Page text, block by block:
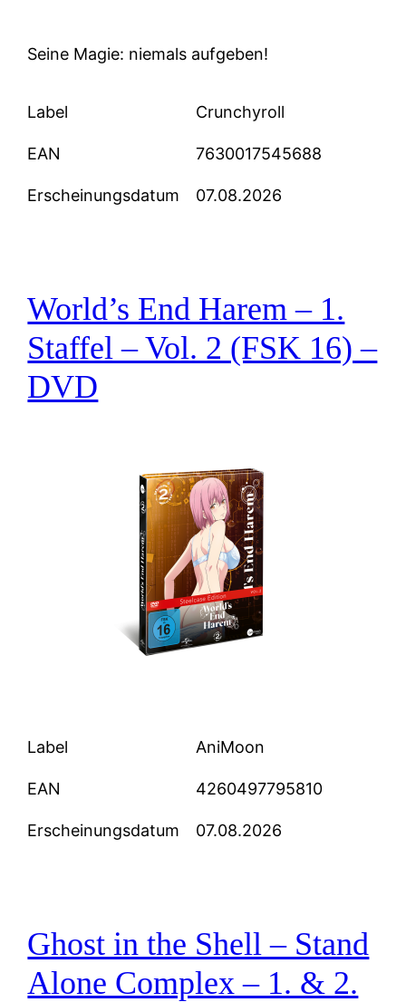
Seine Magie: niemals aufgeben!
Label Crunchyroll
EAN 7630017545688
Erscheinungsdatum 07.08.2026
World’s End Harem – 1.
Staffel – Vol. 2 (FSK 16) –
DVD
Label AniMoon
EAN 4260497795810
Erscheinungsdatum 07.08.2026
Ghost in the Shell – Stand
Alone Complex – 1. & 2.